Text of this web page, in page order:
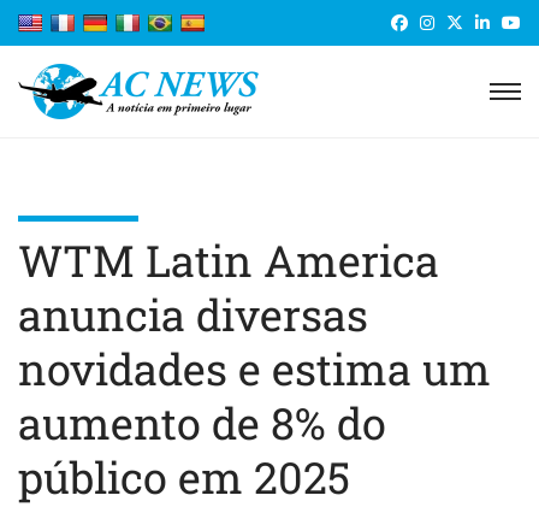
WTM Latin America
anuncia diversas
novidades e estima um
aumento de 8% do
público em 2025